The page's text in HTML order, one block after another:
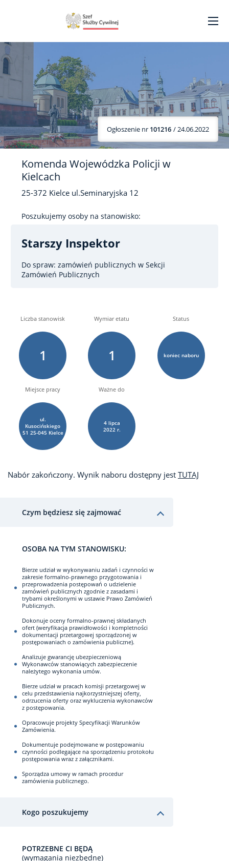
Ogłoszenie nr 101216 / 24.06.2022
Komenda Wojewódzka Policji w
Kielcach
25-372 Kielce ul.Seminaryjska 12
Poszukujemy osoby na stanowisko:
Starszy Inspektor
Do spraw: zamówień publicznych w Sekcji
Zamówień Publicznych
Liczba stanowisk
1
Wymiar etatu
1
Status
koniec naboru
Miejsce pracy
ul.
Kusocińskiego
51 25-045 Kielce
Ważne do
4 lipca
2022 r.
Nabór zakończony. Wynik naboru dostępny jest TUTAJ
Czym będziesz się zajmować
OSOBA NA TYM STANOWISKU:
Bierze udział w wykonywaniu zadań i czynności w
zakresie formalno-prawnego przygotowania i
przeprowadzenia postępowań o udzielenie
zamówień publicznych zgodnie z zasadami i
trybami określonymi w ustawie Prawo Zamówień
Publicznych.
Dokonuje oceny formalno-prawnej składanych
ofert (weryfikacja prawidłowości i kompletności
dokumentacji przetargowej sporządzonej w
postępowaniach o zamówienia publiczne).
Analizuje gwarancję ubezpieczeniową
Wykonawców stanowiących zabezpieczenie
należytego wykonania umów.
Bierze udział w pracach komisji przetargowej w
celu przedstawienia najkorzystniejszej oferty,
odrzucenia oferty oraz wykluczenia wykonawców
z postępowania.
Opracowuje projekty Specyfikacji Warunków
Zamówienia.
Dokumentuje podejmowane w postępowaniu
czynności podlegające na sporządzeniu protokołu
postępowania wraz z załącznikami.
Sporządza umowy w ramach procedur
zamówienia publicznego.
Kogo poszukujemy
POTRZEBNE CI BĘDĄ
(wymagania niezbędne)